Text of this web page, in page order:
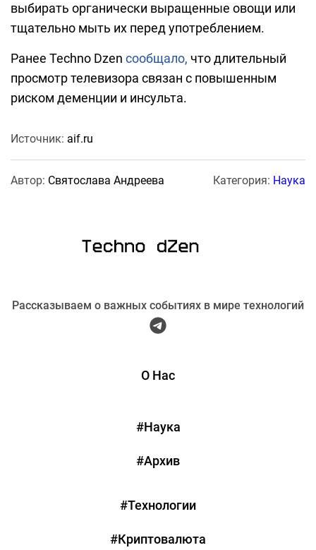
выбирать органически выращенные овощи или
тщательно мыть их перед употреблением.
Ранее Techno Dzen сообщало, что длительный
просмотр телевизора связан с повышенным
риском деменции и инсульта.
Источник: aif.ru
Автор: Святослава Андреева Категория: Наука
Рассказываем о важных событиях в мире технологий
О Нас
#Наука
#Архив
#Технологии
#Криптовалюта